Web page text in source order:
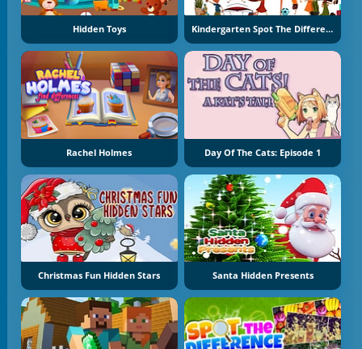
Hidden Toys Kindergarten Spot The Differences
Rachel Holmes Day Of The Cats: Episode 1
Christmas Fun Hidden Stars Santa Hidden Presents